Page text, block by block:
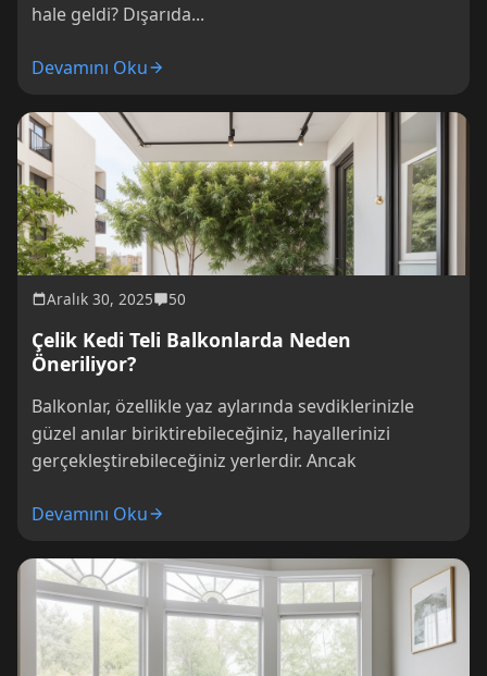
hale geldi? Dışarıda...
Devamını Oku
Aralık 30, 2025 50
Çelik Kedi Teli Balkonlarda Neden
Öneriliyor?
Balkonlar, özellikle yaz aylarında sevdiklerinizle
güzel anılar biriktirebileceğiniz, hayallerinizi
gerçekleştirebileceğiniz yerlerdir. Ancak
Devamını Oku